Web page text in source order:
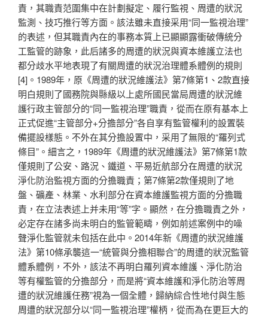
責，其職責范圍集中在計劃擬定、履行監視、周遭的狀況
監測、技巧推行等方面。該法雖未直接采用“同一監視治理”
的表述，但其職責內在的事務本質上已顯顯露衝破傳統分
工監管的跡象，此后諸多的周遭的狀況與資本維護立法也
都分歧水平地表現了有關周遭的狀況治理體系體例的規則
[4]。1989年，原《周遭的狀況維護法》第7條第1、2款直接
明白規則了國務院與縣級以上處所國民當局周遭的狀況維
護行政主管部分的“同一監視治理”職責，從而在原有基本上
正式促進“主管部分+分擔部分”各自享有監管權利的設置裝
備擺設樣態。不外在其分擔設置中，采用了無限的“羅列式
條目”。細言之，1989年《周遭的狀況維護法》第7條第1款
僅規則了公安、路況、鐵道、平易近航部分在周遭的狀況
淨化防治監視方面的分擔職責；第7條第2款僅規則了地
盤、礦產、林業、水利部分在資本維護監視方面的分擔職
責，在立法表述上并未用“等”字。顯然，在分擔職責之外，
必定存在諸多尚未明白的監管範疇，例如前述案例中的噪
聲淨化監管就未包括在此中。2014年新《周遭的狀況維護
法》第10條承襲這一“統管與分擔相聯合”的周遭的狀況監管
體系體例，不外，該法不再明白羅列資本維護、淨化防治
等有權監管的分擔部分，而是將“資本維護和淨化防治等周
遭的狀況維護任務”視為一個全體，歸納綜合性地付與生態
周遭的狀況部分以“同一監視治理”權柄，從而為在更巨大的